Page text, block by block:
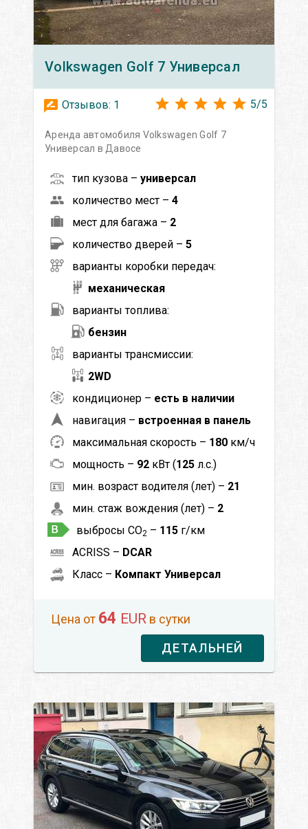
Volkswagen Golf 7 Универсал
Отзывов: 1 5/5
Аренда автомобиля Volkswagen Golf 7
Универсал в Давосе
тип кузова – универсал
количество мест – 4
мест для багажа – 2
количество дверей – 5
варианты коробки передач:
механическая
варианты топлива:
бензин
варианты трансмиссии:
2WD
кондиционер – есть в наличии
навигация – встроенная в панель
максимальная скорость – 180 км/ч
мощность – 92 кВт (125 л.с.)
мин. возраст водителя (лет) – 21
мин. стаж вождения (лет) – 2
выбросы CO2 – 115 г/км
ACRISS – DCAR
Класс – Компакт Универсал
Цена от 64 EUR в сутки
ДЕТАЛЬНЕЙ